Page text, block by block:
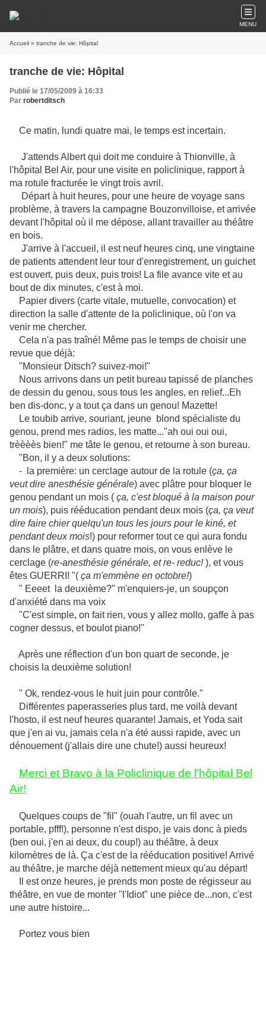
MENU
Accueil » tranche de vie: Hôpital
tranche de vie: Hôpital
Publié le 17/05/2009 à 16:33
Par robertditsch
Ce matin, lundi quatre mai, le temps est incertain.
J'attends Albert qui doit me conduire à Thionville, à
l'hôpital Bel Air, pour une visite en policlinique, rapport à
ma rotule fracturée le vingt trois avril.
Départ à huit heures, pour une heure de voyage sans
problème, à travers la campagne Bouzonvilloise, et arrivée
devant l'hôpital où il me dépose, allant travailler au théâtre
en bois.
J'arrive à l'accueil, il est neuf heures cinq, une vingtaine
de patients attendent leur tour d'enregistrement, un guichet
est ouvert, puis deux, puis trois! La file avance vite et au
bout de dix minutes, c'est à moi.
Papier divers (carte vitale, mutuelle, convocation) et
direction la salle d'attente de la policlinique, où l'on va
venir me chercher.
Cela n'a pas traîné! Même pas le temps de choisir une
revue que déjà:
"Monsieur Ditsch? suivez-moi!"
Nous arrivons dans un petit bureau tapissé de planches
de dessin du genou, sous tous les angles, en relief...Eh
ben dis-donc, y a tout ça dans un genou! Mazette!
Le toubib arrive, souriant, jeune blond spécialiste du
genou, prend mes radios, les matte..."ah oui oui oui,
trèèèès bien!" me tâte le genou, et retourne à son bureau.
"Bon, il y a deux solutions:
- la première: un cerclage autour de la rotule (ça, ça
veut dire anesthésie générale) avec plâtre pour bloquer le
genou pendant un mois ( ça, c'est bloqué à la maison pour
un mois), puis rééducation pendant deux mois (ça, ça veut
dire faire chier quelqu'un tous les jours pour le kiné, et
pendant deux mois!) pour reformer tout ce qui aura fondu
dans le plâtre, et dans quatre mois, on vous enlève le
cerclage (re-anesthésie générale, et re- reduc!), et vous
êtes GUERRI! "( ça m'emmène en octobre!)
" Eeeet la deuxième?" m'enquiers-je, un soupçon
d'anxiété dans ma voix
"C'est simple, on fait rien, vous y allez mollo, gaffe à pas
cogner dessus, et boulot piano!"
Après une réflection d'un bon quart de seconde, je
choisis la deuxième solution!
" Ok, rendez-vous le huit juin pour contrôle."
Différentes paperasseries plus tard, me voilà devant
l'hosto, il est neuf heures quarante! Jamais, et Yoda sait
que j'en ai vu, jamais cela n'a été aussi rapide, avec un
dénouement (j'allais dire une chute!) aussi heureux!
Merci et Bravo à la Policlinique de l'hôpital Bel
Air!
Quelques coups de "fil" (ouah l'autre, un fil avec un
portable, pfff!), personne n'est dispo, je vais donc à pieds
(ben oui, j'en ai deux, du coup!) au théâtre, à deux
kilomètres de là. Ça c'est de la rééducation positive! Arrivé
au théâtre, je marche déjà nettement mieux qu'au départ!
Il est onze heures, je prends mon poste de régisseur au
théâtre, en vue de monter "l'Idiot" une pièce de...non, c'est
une autre histoire...
Portez vous bien